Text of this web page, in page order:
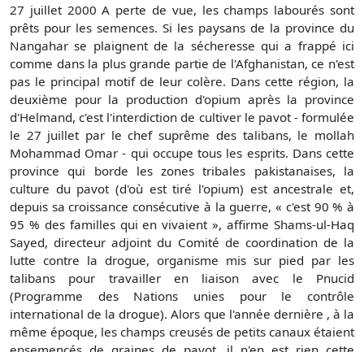
27 juillet 2000 A perte de vue, les champs labourés sont
prêts pour les semences. Si les paysans de la province du
Nangahar se plaignent de la sécheresse qui a frappé ici
comme dans la plus grande partie de l'Afghanistan, ce n'est
pas le principal motif de leur colère. Dans cette région, la
deuxième pour la production d'opium après la province
d'Helmand, c'est l'interdiction de cultiver le pavot - formulée
le 27 juillet par le chef suprême des talibans, le mollah
Mohammad Omar - qui occupe tous les esprits. Dans cette
province qui borde les zones tribales pakistanaises, la
culture du pavot (d'où est tiré l'opium) est ancestrale et,
depuis sa croissance consécutive à la guerre, « c'est 90 % à
95 % des familles qui en vivaient », affirme Shams-ul-Haq
Sayed, directeur adjoint du Comité de coordination de la
lutte contre la drogue, organisme mis sur pied par les
talibans pour travailler en liaison avec le Pnucid
(Programme des Nations unies pour le contrôle
international de la drogue). Alors que l'année dernière , à la
même époque, les champs creusés de petits canaux étaient